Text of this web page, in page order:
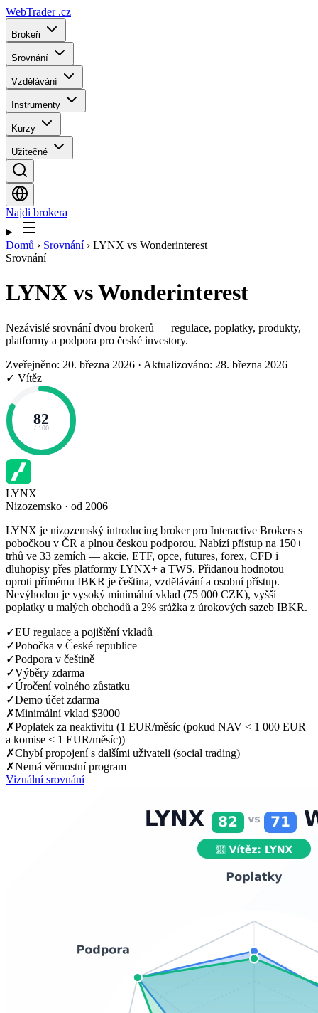
WebTrader .cz
Brokeři
Srovnání
Vzdělávání
Instrumenty
Kurzy
Užitečné
Najdi brokera
Domů › Srovnání › LYNX vs Wonderinterest
Srovnání
LYNX vsWonderinterest
Nezávislé srovnání dvou brokerů — regulace, poplatky, produkty,
platformy a podpora pro české investory.
Zveřejněno: 20. března 2026 · Aktualizováno: 28. března 2026
✓ Vítěz
82
/ 100
LYNX
Nizozemsko · od 2006
LYNX je nizozemský introducing broker pro Interactive Brokers s
pobočkou v ČR a plnou českou podporou. Nabízí přístup na 150+
trhů ve 33 zemích — akcie, ETF, opce, futures, forex, CFD i
dluhopisy přes platformy LYNX+ a TWS. Přidanou hodnotou
oproti přímému IBKR je čeština, vzdělávání a osobní přístup.
Nevýhodou je vysoký minimální vklad (75 000 CZK), vyšší
poplatky u malých obchodů a 2% srážka z úrokových sazeb IBKR.
✓EU regulace a pojištění vkladů
✓Pobočka v České republice
✓Podpora v češtině
✓Výběry zdarma
✓Úročení volného zůstatku
✓Demo účet zdarma
✗Minimální vklad $3000
✗Poplatek za neaktivitu (1 EUR/měsíc (pokud NAV < 1 000 EUR
a komise < 1 EUR/měsíc))
✗Chybí propojení s dalšími uživateli (social trading)
✗Nemá věrnostní program
Vizuální srovnání